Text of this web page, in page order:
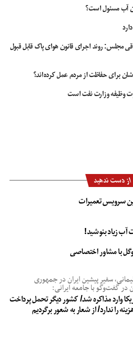
کشورهای تحریم کننده ایران می‌دانند
چون به هر حال اقتصاد و پول مسیر خود را
است البته اینکه همه چیز گران می‌شود فشار بر
فشاری می‌آید جوابش خیر است.
آب مسئول است؟
مجلس: روند اجرای قانون هوای پاک قابل قبول
برای حفاظت از مردم عمل کرده‌اند؟
وظیفه وزارت نفت است
از دست ندهید
سرویس تعمیرات
زیاد بنوشید!
با مشاور اختصاصی
سفیر پیشین ایران در جمهوری
در گفت‌وگو با جامعه ایرانی:
وارد مذاکره شد/ کشور دیگر تحمل پرداخت
را ندارد/ از شعار به شعور برگردیم